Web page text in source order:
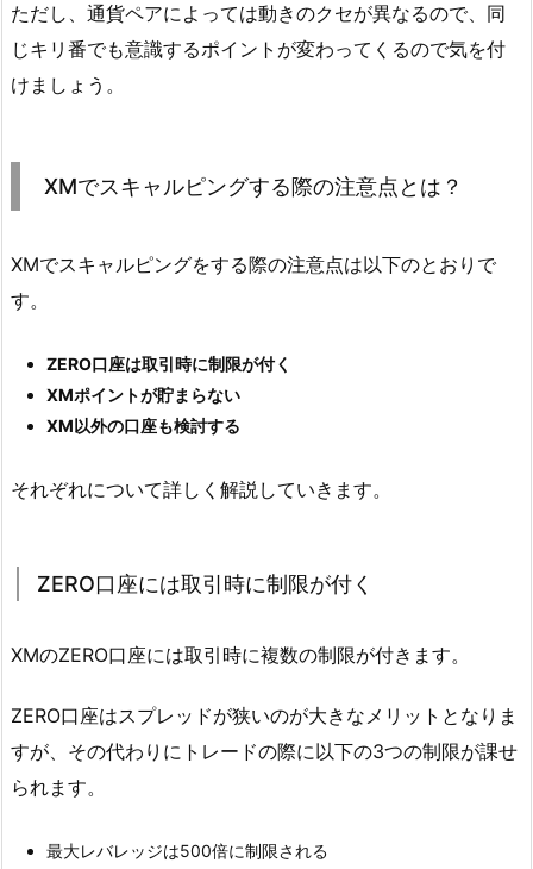
ただし、通貨ペアによっては動きのクセが異なるので、同
じキリ番でも意識するポイントが変わってくるので気を付
けましょう。
XMでスキャルピングする際の注意点とは？
XMでスキャルピングをする際の注意点は以下のとおりで
す。
ZERO口座は取引時に制限が付く
XMポイントが貯まらない
XM以外の口座も検討する
それぞれについて詳しく解説していきます。
ZERO口座には取引時に制限が付く
XMのZERO口座には取引時に複数の制限が付きます。
ZERO口座はスプレッドが狭いのが大きなメリットとなりま
すが、その代わりにトレードの際に以下の3つの制限が課せ
られます。
最大レバレッジは500倍に制限される